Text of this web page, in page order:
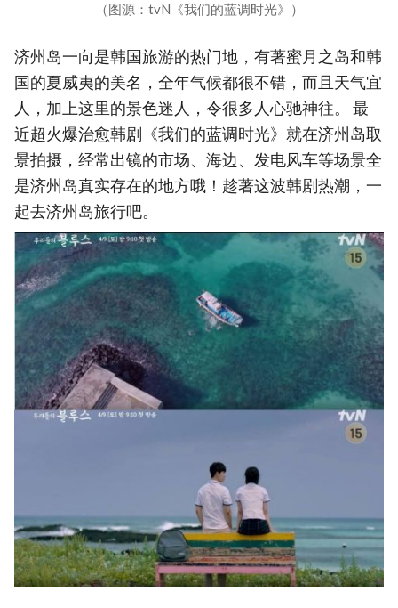
（图源：tvN《我们的蓝调时光》）
济州岛一向是韩国旅游的热门地，有著蜜月之岛和韩
国的夏威夷的美名，全年气候都很不错，而且天气宜
人，加上这里的景色迷人，令很多人心驰神往。 最
近超火爆治愈韩剧《我们的蓝调时光》就在济州岛取
景拍摄，经常出镜的市场、海边、发电风车等场景全
是济州岛真实存在的地方哦！趁著这波韩剧热潮，一
起去济州岛旅行吧。